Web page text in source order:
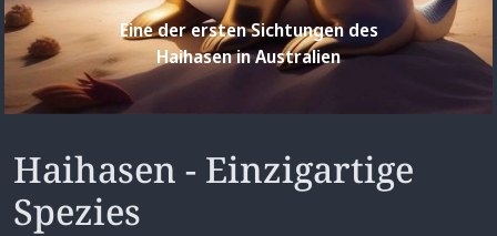
Haihasen - Einzigartige
Spezies
Eine der ersten Sichtungen des
Haihasen in Australien